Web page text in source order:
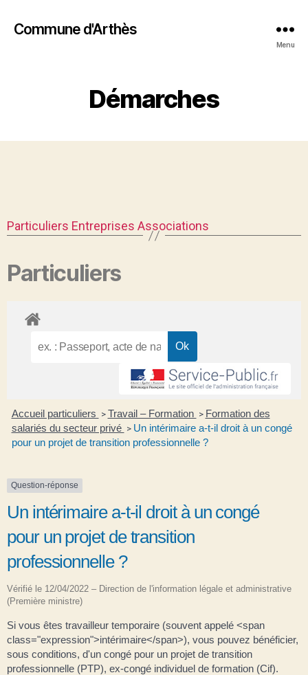
Commune d'Arthès
Menu
Démarches
Particuliers Entreprises Associations
Particuliers
Accueil particuliers > Travail – Formation > Formation des
salariés du secteur privé > Un intérimaire a-t-il droit à un congé
pour un projet de transition professionnelle ?
Question-réponse
Un intérimaire a-t-il droit à un congé
pour un projet de transition
professionnelle ?
Vérifié le 12/04/2022 – Direction de l'information légale et administrative
(Première ministre)
Si vous êtes travailleur temporaire (souvent appelé <span
class="expression">intérimaire</span>), vous pouvez bénéficier,
sous conditions, d'un congé pour un projet de transition
professionnelle (PTP), ex-congé individuel de formation (Cif).